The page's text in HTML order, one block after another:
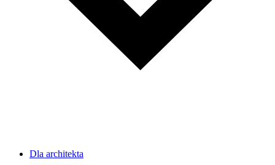
Dla architekta